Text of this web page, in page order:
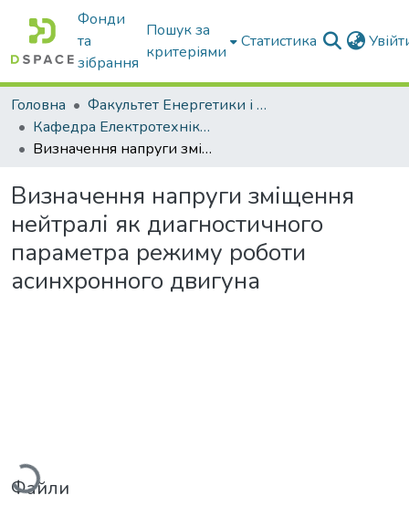
Фонди
та
зібрання
Пошук за
критеріями
Статистика
Головна
Факультет Енергетики і комп'ютерних технологій
Кафедра Електротехніки і електромеханіки ім. проф. В.В. Овчарова
Визначення напруги зміщення нейтралі як диагностичного параметра режиму роботи асинхронного двигуна
Визначення напруги зміщення
нейтралі як диагностичного
параметра режиму роботи
асинхронного двигуна
Вантажиться...
Файли